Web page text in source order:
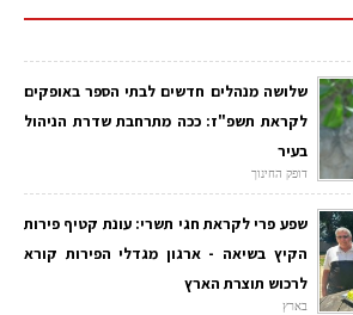
שלושה מנהלים חדשים לבתי הספר באופקים
לקראת תשפ"ז: ככה מתרחבת שדרת הניהול
בעיר
דופק החינוך
שפע פרי לקראת חגי תשרי: עונת קטיף פירות
הקיץ בשיאה - ארגון מגדלי הפירות קורא
לרכוש תוצרת הארץ
בארץ